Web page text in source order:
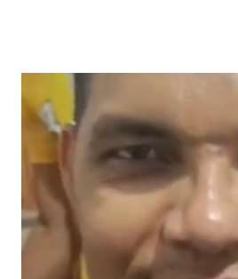
manifestação busca chamar a
a pauta da pesca artesanal
cumprimento de garantias e
do setor. Motoristas que planejam
regiões na data devem estar atentos
congestionamentos e atrasos.